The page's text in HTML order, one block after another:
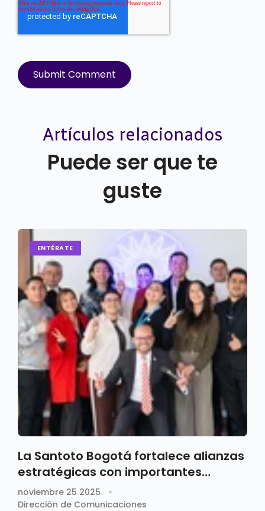
Artículos relacionados
Puede ser que te
guste
ENTÉRATE
La Santoto Bogotá fortalece alianzas
estratégicas con importantes
instituciones públicas y privadas
noviembre 25 2025
Dirección de Comunicaciones